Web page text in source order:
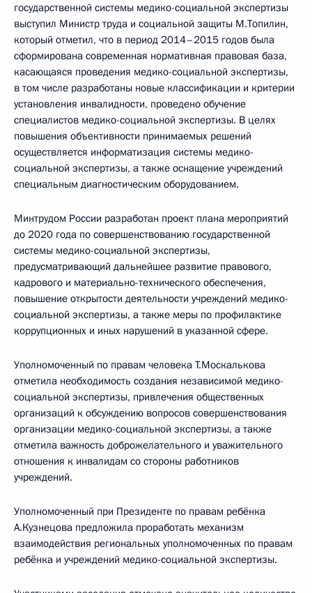
государственной системы медико-социальной экспертизы
выступил Министр труда и социальной защиты М.Топилин,
который отметил, что в период 2014–2015 годов была
сформирована современная нормативная правовая база,
касающаяся проведения медико-социальной экспертизы,
в том числе разработаны новые классификации и критерии
установления инвалидности, проведено обучение
специалистов медико-социальной экспертизы. В целях
повышения объективности принимаемых решений
осуществляется информатизация системы медико-
социальной экспертизы, а также оснащение учреждений
специальным диагностическим оборудованием.
Минтрудом России разработан проект плана мероприятий
до 2020 года по совершенствованию государственной
системы медико-социальной экспертизы,
предусматривающий дальнейшее развитие правового,
кадрового и материально-технического обеспечения,
повышение открытости деятельности учреждений медико-
социальной экспертизы, а также меры по профилактике
коррупционных и иных нарушений в указанной сфере.
Уполномоченный по правам человека Т.Москалькова
отметила необходимость создания независимой медико-
социальной экспертизы, привлечения общественных
организаций к обсуждению вопросов совершенствования
организации медико-социальной экспертизы, а также
отметила важность доброжелательного и уважительного
отношения к инвалидам со стороны работников
учреждений.
Уполномоченный при Президенте по правам ребёнка
А.Кузнецова предложила проработать механизм
взаимодействия региональных уполномоченных по правам
ребёнка и учреждений медико-социальной экспертизы.